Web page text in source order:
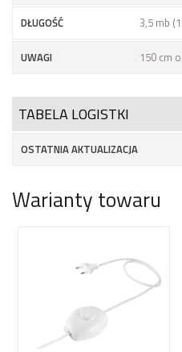
DŁUGOŚĆ 3,5 mb
UWAGI 150 cm
TABELA LOGISTKI
OSTATNIA AKTUALIZACJA
Warianty towaru